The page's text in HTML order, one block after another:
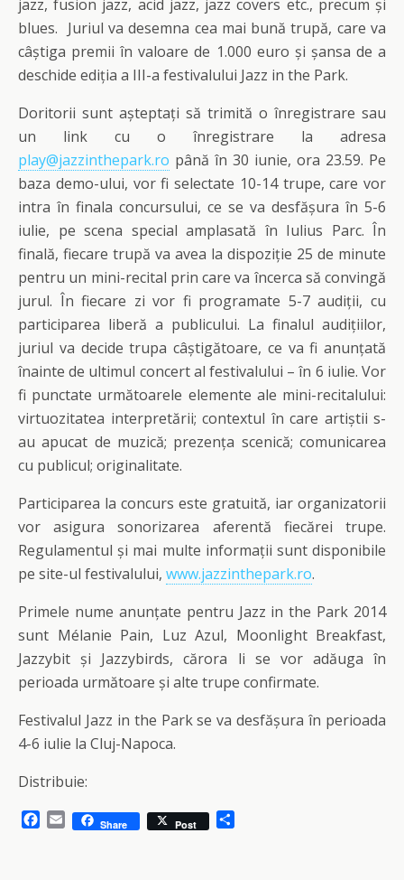
jazz, fusion jazz, acid jazz, jazz covers etc., precum și
blues. Juriul va desemna cea mai bună trupă, care va
câștiga premii în valoare de 1.000 euro și șansa de a
deschide ediția a III-a festivalului Jazz in the Park.
Doritorii sunt așteptați să trimită o înregistrare sau
un link cu o înregistrare la adresa
play@jazzinthepark.ro până în 30 iunie, ora 23.59. Pe
baza demo-ului, vor fi selectate 10-14 trupe, care vor
intra în finala concursului, ce se va desfășura în 5-6
iulie, pe scena special amplasată în Iulius Parc. În
finală, fiecare trupă va avea la dispoziție 25 de minute
pentru un mini-recital prin care va încerca să convingă
jurul. În fiecare zi vor fi programate 5-7 audiții, cu
participarea liberă a publicului. La finalul audițiilor,
juriul va decide trupa câștigătoare, ce va fi anunțată
înainte de ultimul concert al festivalului – în 6 iulie. Vor
fi punctate următoarele elemente ale mini-recitalului:
virtuozitatea interpretării; contextul în care artiștii s-
au apucat de muzică; prezența scenică; comunicarea
cu publicul; originalitate.
Participarea la concurs este gratuită, iar organizatorii
vor asigura sonorizarea aferentă fiecărei trupe.
Regulamentul și mai multe informații sunt disponibile
pe site-ul festivalului, www.jazzinthepark.ro.
Primele nume anunțate pentru Jazz in the Park 2014
sunt Mélanie Pain, Luz Azul, Moonlight Breakfast,
Jazzybit și Jazzybirds, cărora li se vor adăuga în
perioada următoare și alte trupe confirmate.
Festivalul Jazz in the Park se va desfășura în perioada
4-6 iulie la Cluj-Napoca.
Distribuie:
E
Share Post